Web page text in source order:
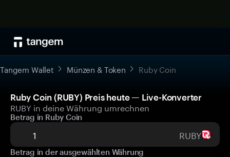
Tangem Wallet Münzen & Token Ruby Coin
Ruby Coin (RUBY) Preis heute — Live-Konverter
RUBY in deine Währung umrechnen
Betrag in Ruby Coin
RUBY
Betrag in der ausgewählten Währung